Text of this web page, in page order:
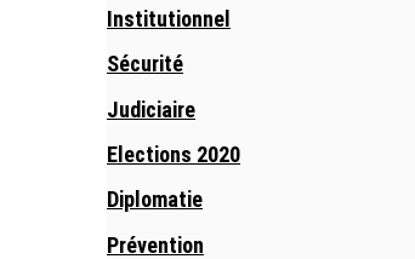
Institutionnel
Sécurité
Judiciaire
Elections 2020
Diplomatie
Prévention